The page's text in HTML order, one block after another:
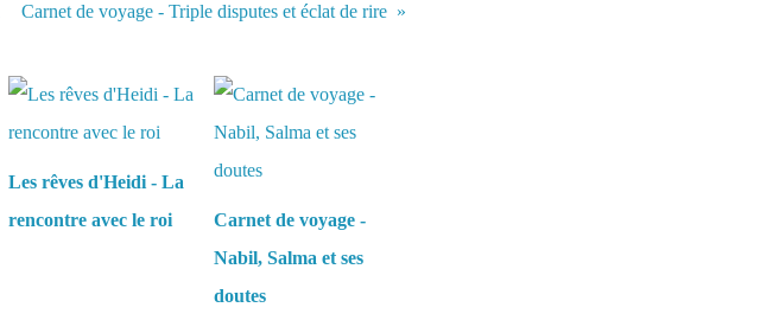
Carnet de voyage - Triple disputes et éclat de rire
Les rêves d'Heidi - La
rencontre avec le roi
Carnet de voyage -
Nabil, Salma et ses
doutes